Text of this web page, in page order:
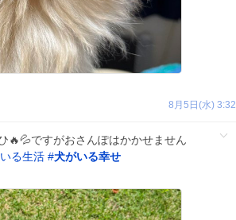
8月5日(水) 3:32
🔥💦ですがおさんぽはかかせません
る生活 #犬がいる幸せ